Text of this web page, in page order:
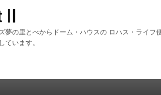
夢の里とべからドーム・ハウスの ロハス・ライ
います。